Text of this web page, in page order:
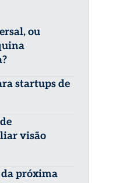
ou
startups de
visão
próxima